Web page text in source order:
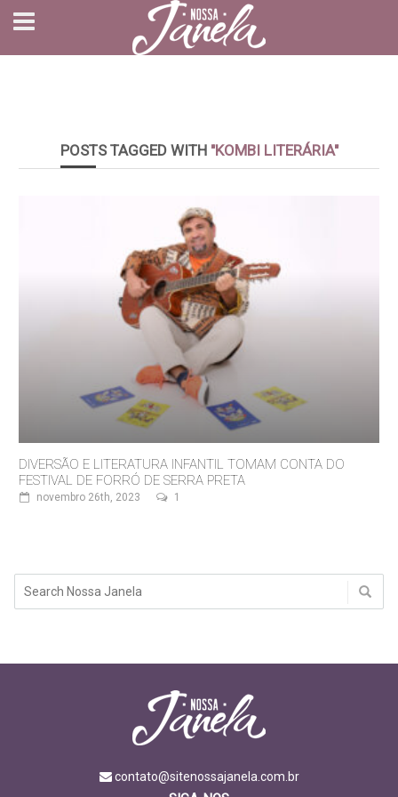
POSTS TAGGED WITH "KOMBI LITERÁRIA"
DIVERSÃO E LITERATURA INFANTIL TOMAM CONTA DO
FESTIVAL DE FORRÓ DE SERRA PRETA
novembro 26th, 2023 1
contato@sitenossajanela.com.br